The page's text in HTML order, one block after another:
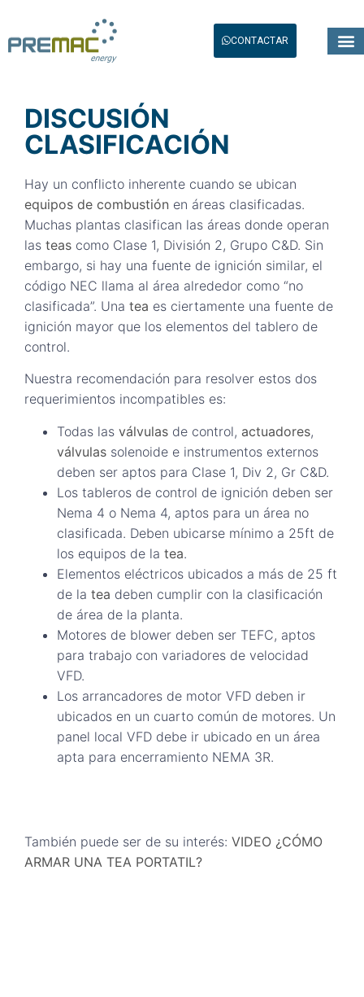
CONTACTAR
DISCUSIÓN
CLASIFICACIÓN
Hay un conflicto inherente cuando se ubican
equipos de combustión en áreas clasificadas.
Muchas plantas clasifican las áreas donde operan
las teas como Clase 1, División 2, Grupo C&D. Sin
embargo, si hay una fuente de ignición similar, el
código NEC llama al área alrededor como “no
clasificada”. Una tea es ciertamente una fuente de
ignición mayor que los elementos del tablero de
control.
Nuestra recomendación para resolver estos dos
requerimientos incompatibles es:
Todas las válvulas de control, actuadores,
válvulas solenoide e instrumentos externos
deben ser aptos para Clase 1, Div 2, Gr C&D.
Los tableros de control de ignición deben ser
Nema 4 o Nema 4, aptos para un área no
clasificada. Deben ubicarse mínimo a 25ft de
los equipos de la tea.
Elementos eléctricos ubicados a más de 25 ft
de la tea deben cumplir con la clasificación
de área de la planta.
Motores de blower deben ser TEFC, aptos
para trabajo con variadores de velocidad
VFD.
Los arrancadores de motor VFD deben ir
ubicados en un cuarto común de motores. Un
panel local VFD debe ir ubicado en un área
apta para encerramiento NEMA 3R.
También puede ser de su interés: VIDEO ¿CÓMO
ARMAR UNA TEA PORTATIL?